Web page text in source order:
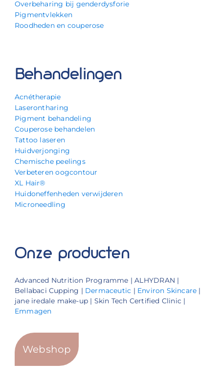
Overbeharing bij genderdysforie
Pigmentvlekken
Roodheden en couperose
Behandelingen
Acnétherapie
Laserontharing
Pigment behandeling
Couperose behandelen
Tattoo laseren
Huidverjonging
Chemische peelings
Verbeteren oogcontour
XL Hair®
Huidoneffenheden verwijderen
Microneedling
Onze producten
Advanced Nutrition Programme | ALHYDRAN |
Bellabaci Cupping | Dermaceutic | Environ Skincare |
jane iredale make-up | Skin Tech Certified Clinic |
Emmagen
Webshop